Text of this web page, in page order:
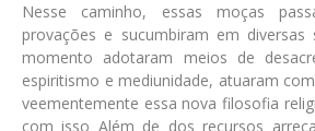
Nesse caminho, essas moças
provações e sucumbiram em diversas
momento adotaram meios de
espiritismo e mediunidade, atuaram
veementemente essa nova filosofia
com isso Além de dos recursos